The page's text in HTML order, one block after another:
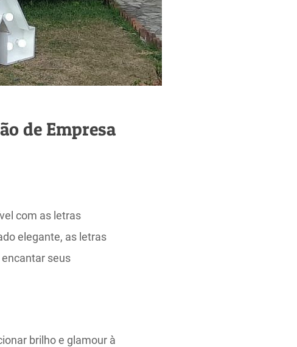
de Empresa
com as letras
elegante, as letras
seus
brilho e glamour à